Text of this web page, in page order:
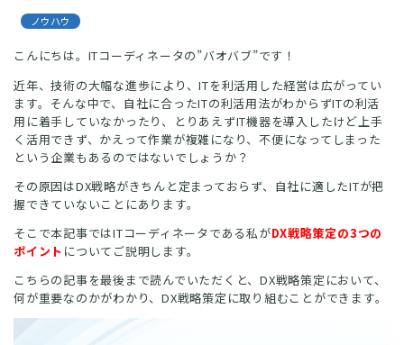
ノウハウ
こんにちは。ITコーディネータの”バオバブ”です！
近年、技術の大幅な進歩により、ITを利活用した経営は広がってい
ます。そんな中で、自社に合ったITの利活用法がわからずITの利活
用に着手していなかったり、とりあえずIT機器を導入したけど上手
く活用できず、かえって作業が複雑になり、不便になってしまった
という企業もあるのではないでしょうか？
その原因はDX戦略がきちんと定まっておらず、自社に適したITが把
握できていないことにあります。
そこで本記事ではITコーディネータである私がDX戦略策定の3つの
ポイント についてご説明します。
こちらの記事を最後まで読んでいただくと、DX戦略策定において、
何が重要なのかがわかり、DX戦略策定に取り組むことができます。